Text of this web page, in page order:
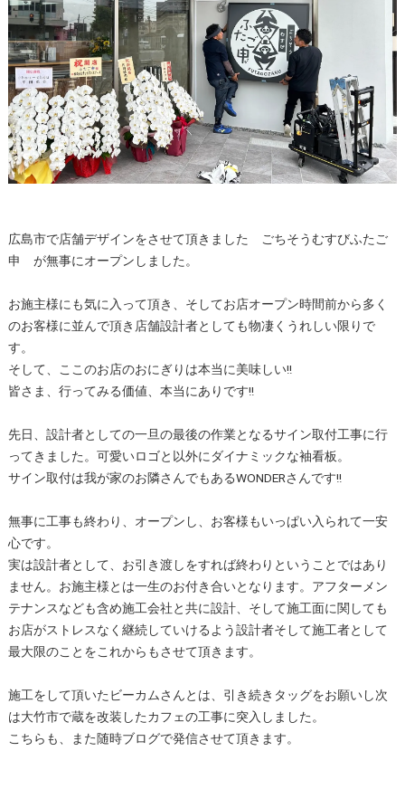
広島市で店舗デザインをさせて頂きました ごちそうむすびふたご
申 が無事にオープンしました。
お施主様にも気に入って頂き、そしてお店オープン時間前から多く
のお客様に並んで頂き店舗設計者としても物凄くうれしい限りで
す。
そして、ここのお店のおにぎりは本当に美味しい!!
皆さま、行ってみる価値、本当にありです!!
先日、設計者としての一旦の最後の作業となるサイン取付工事に行
ってきました。可愛いロゴと以外にダイナミックな袖看板。
サイン取付は我が家のお隣さんでもあるWONDERさんです!!
無事に工事も終わり、オープンし、お客様もいっぱい入られて一安
心です。
実は設計者として、お引き渡しをすれば終わりということではあり
ません。お施主様とは一生のお付き合いとなります。アフターメン
テナンスなども含め施工会社と共に設計、そして施工面に関しても
お店がストレスなく継続していけるよう設計者そして施工者として
最大限のことをこれからもさせて頂きます。
施工をして頂いたビーカムさんとは、引き続きタッグをお願いし次
は大竹市で蔵を改装したカフェの工事に突入しました。
こちらも、また随時ブログで発信させて頂きます。